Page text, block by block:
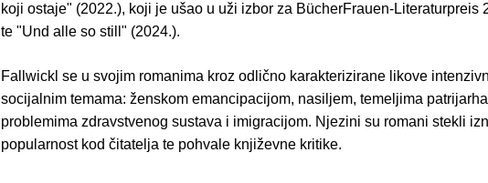
koji ostaje" (2022.), koji je ušao u uži izbor za BücherFrauen-Literaturpreis
te "Und alle so still" (2024.).
Fallwickl se u svojim romanima kroz odlično karakterizirane likove
socijalnim temama: ženskom emancipacijom, nasiljem, temeljima
problemima zdravstvenog sustava i imigracijom. Njezini su romani stekli
popularnost kod čitatelja te pohvale književne kritike.